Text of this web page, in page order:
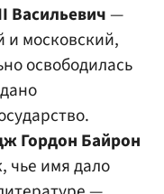
Васильевич—
и московский,
освободилась
Гордон Байрон
чье имя дало